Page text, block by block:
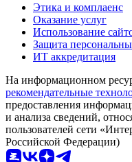
Этика и комплаенс
Оказание услуг
Использование
Защита
ИТ аккредитация
На информационном
рекомендательные
предоставления
и анализа сведений,
пользователей сети
Российской Федерации)